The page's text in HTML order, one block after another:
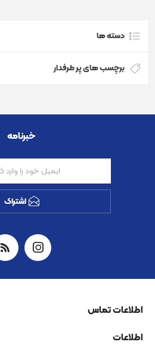
دسته ها
برچسب های پر طرفدار
خبرنامه
اشتراک
اطلاعات تماس
اطلاعات